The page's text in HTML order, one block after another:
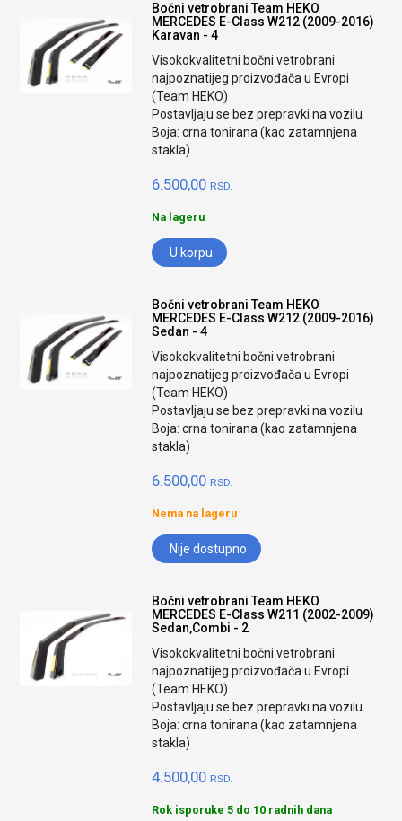
Bočni vetrobrani Team HEKO
MERCEDES E-Class W212 (2009-2016)
Karavan - 4
Visokokvalitetni bočni vetrobrani
najpoznatijeg proizvođača u Evropi
(Team HEKO)
Postavljaju se bez prepravki na vozilu
Boja: crna tonirana (kao zatamnjena
stakla)
6.500,00 RSD.
Na lageru
U korpu
Bočni vetrobrani Team HEKO
MERCEDES E-Class W212 (2009-2016)
Sedan - 4
Visokokvalitetni bočni vetrobrani
najpoznatijeg proizvođača u Evropi
(Team HEKO)
Postavljaju se bez prepravki na vozilu
Boja: crna tonirana (kao zatamnjena
stakla)
6.500,00 RSD.
Nema na lageru
Nije dostupno
Bočni vetrobrani Team HEKO
MERCEDES E-Class W211 (2002-2009)
Sedan,Combi - 2
Visokokvalitetni bočni vetrobrani
najpoznatijeg proizvođača u Evropi
(Team HEKO)
Postavljaju se bez prepravki na vozilu
Boja: crna tonirana (kao zatamnjena
stakla)
4.500,00 RSD.
Rok isporuke 5 do 10 radnih dana